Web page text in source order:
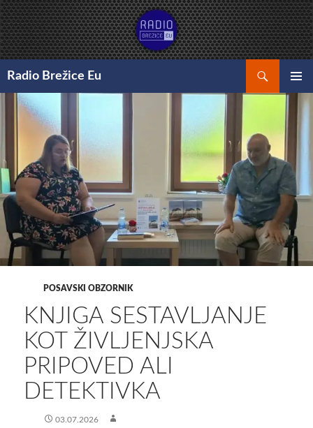
Preskoči
na
vsebino
Radio Brežice Eu
GLAVNI
MENI
POSAVSKI OBZORNIK
KNJIGA SESTAVLJANJE
KOT ŽIVLJENJSKA
PRIPOVED ALI
DETEKTIVKA
03.07.2026